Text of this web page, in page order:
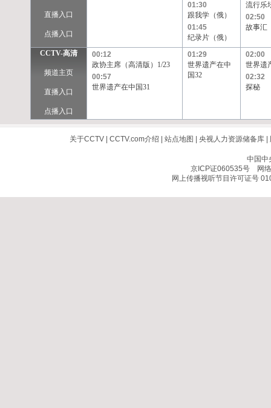
直播入口
点播入口
01:30
跟我学（俄）
01:45
纪录片（俄）
流行乐
02:50
故事汇
CCTV-高清
频道主页
直播入口
点播入口
00:12
政协主席（高清版）1/23
00:57
世界遗产在中国31
01:29
世界遗产在中
国32
02:00
世界遗
02:32
探秘
关于CCTV| CCTV.com介绍 站点地图 央视人力资源储备库|
中国中
京ICP证060535号网络
网上传播视听节目许可证号